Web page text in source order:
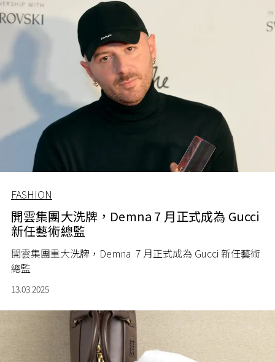
FASHION
開雲集團大洗牌，Demna 7 月正式成為 Gucci
新任藝術總監
開雲集團重大洗牌，Demna 7 月正式成為 Gucci 新任藝術
總監
13.03.2025